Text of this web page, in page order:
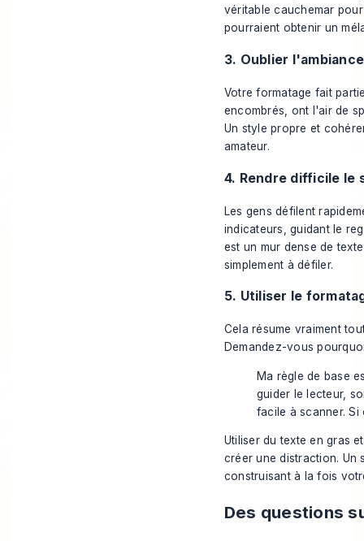
véritable cauchemar
pourraient obtenir un
3. Oublier
Votre formatage fait
encombrés, ont l'air de
Un style propre et
amateur.
4. Rendre difficile le
Les gens défilent
indicateurs, guidant le
est un mur dense de
simplement à défiler.
5. Utiliser le
Cela résume vraiment
Demandez-vous
Ma règle de base
guider le lecteur,
facile à scanner.
Utiliser du texte en gras
créer une distraction. Un
construisant à la fois
Des questions